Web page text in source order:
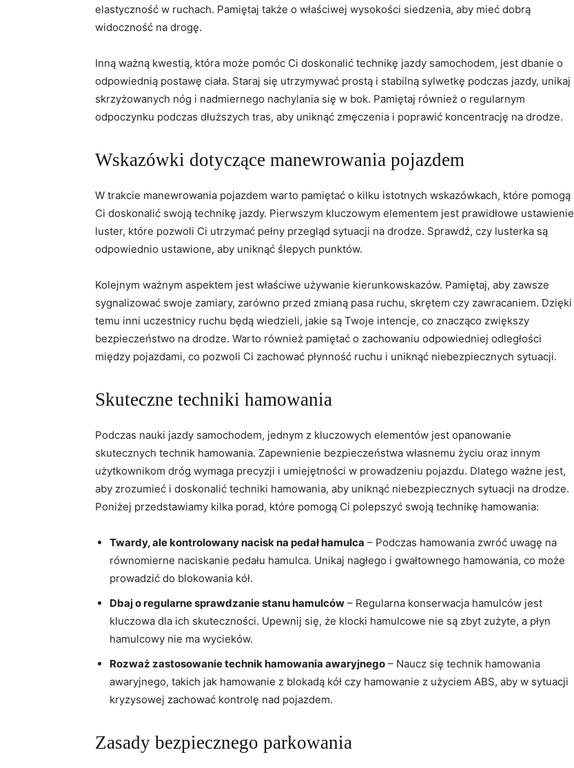
elastyczność w ruchach. Pamiętaj także ​o właściwej wysokości siedzenia, aby mieć⁤ dobrą
widoczność na‍ drogę.
Inną ​ważną ‌kwestią, która może pomóc Ci doskonalić technikę jazdy samochodem, jest dbanie ‍o
odpowiednią postawę ciała. Staraj się utrzymywać prostą i ⁤stabilną sylwetkę‍ podczas jazdy, unikaj
skrzyżowanych nóg i nadmiernego nachylania się​ w bok. Pamiętaj‍ również o regularnym
‍odpoczynku⁤ podczas dłuższych tras, aby ⁣uniknąć zmęczenia i poprawić koncentrację na⁢ drodze.
Wskazówki dotyczące manewrowania pojazdem
W trakcie manewrowania pojazdem warto pamiętać o kilku istotnych wskazówkach, które pomogą
Ci doskonalić swoją technikę jazdy. Pierwszym kluczowym elementem jest prawidłowe ustawienie
luster, które pozwoli Ci ​utrzymać pełny przegląd sytuacji na drodze. Sprawdź, czy lusterka są
odpowiednio ustawione, aby‍ uniknąć ślepych punktów.
Kolejnym ważnym aspektem jest właściwe używanie kierunkowskazów. Pamiętaj, aby zawsze
sygnalizować swoje zamiary, zarówno ⁤przed zmianą pasa ruchu, skrętem czy‍ zawracaniem. ‍Dzięki
temu inni uczestnicy⁢ ruchu będą wiedzieli, jakie są Twoje intencje, co znacząco zwiększy
bezpieczeństwo na drodze. Warto również pamiętać o zachowaniu odpowiedniej odległości
między pojazdami, co pozwoli Ci zachować płynność ruchu i uniknąć niebezpiecznych sytuacji.
Skuteczne techniki hamowania
Podczas nauki jazdy samochodem, jednym z kluczowych elementów jest opanowanie
skutecznych technik hamowania. Zapewnienie bezpieczeństwa własnemu życiu oraz innym
użytkownikom ​dróg wymaga precyzji ‍i umiejętności ‍w prowadzeniu pojazdu. Dlatego ważne jest,
aby zrozumieć ⁢i doskonalić techniki hamowania, aby uniknąć ⁢niebezpiecznych sytuacji na drodze.
Poniżej przedstawiamy kilka porad, które pomogą Ci polepszyć swoją technikę hamowania:
Twardy, ale kontrolowany nacisk na pedał hamulca – Podczas hamowania zwróć uwagę na
równomierne naciskanie pedału hamulca. Unikaj nagłego i gwałtownego hamowania, co może
prowadzić do blokowania kół.
Dbaj o regularne sprawdzanie stanu hamulców – Regularna konserwacja hamulców jest
kluczowa dla ich skuteczności.⁤ Upewnij się, ⁢że klocki ⁣hamulcowe nie są zbyt zużyte, ⁢a płyn
hamulcowy‍ nie ma wycieków.
Rozważ zastosowanie technik hamowania awaryjnego – Naucz się technik hamowania
awaryjnego, ‍takich jak hamowanie z‍ blokadą kół czy hamowanie z użyciem ABS, aby w sytuacji
kryzysowej zachować kontrolę nad pojazdem.
Zasady bezpiecznego parkowania